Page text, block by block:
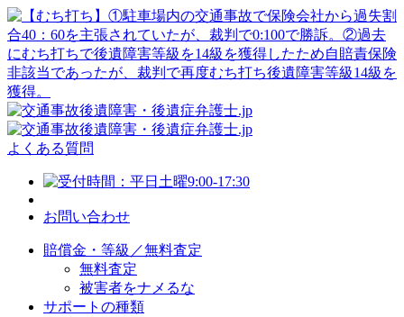
よくある質問
お問い合わせ
賠償金・等級／無料査定
無料査定
被害者をナメるな
サポートの種類